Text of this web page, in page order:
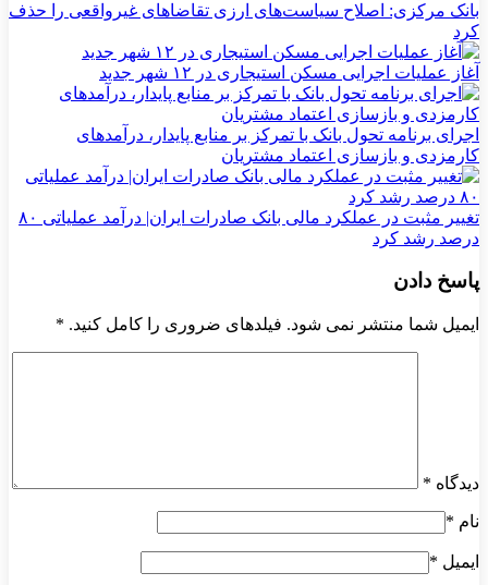
بانک مرکزی: اصلاح سیاست‌های ارزی تقاضاهای غیرواقعی را حذف
کرد
آغاز عملیات اجرایی مسکن استیجاری در ۱۲ شهر جدید
اجرای برنامه تحول بانک با تمرکز بر منابع پایدار، درآمدهای
کارمزدی و بازسازی اعتماد مشتریان
تغییر مثبت در عملکرد مالی بانک صادرات ایران| درآمد عملیاتی ۸۰
درصد رشد کرد
پاسخ دادن
ایمیل شما منتشر نمی شود. فیلدهای ضروری را کامل کنید. *
دیدگاه *
نام *
ایمیل *